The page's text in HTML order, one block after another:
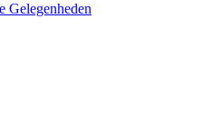
Gelegenheden